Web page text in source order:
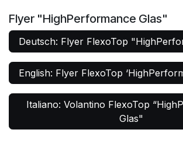
Flyer "HighPerformance Glas"
Deutsch: Flyer FlexoTop
English: Flyer FlexoTop
Italiano: Volantino FlexoTop
Glas"